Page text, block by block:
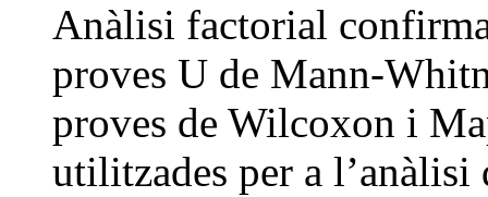
Anàlisi factorial
proves U de Mann-
proves de Wilcoxon i
utilitzades per a l’anàlisi